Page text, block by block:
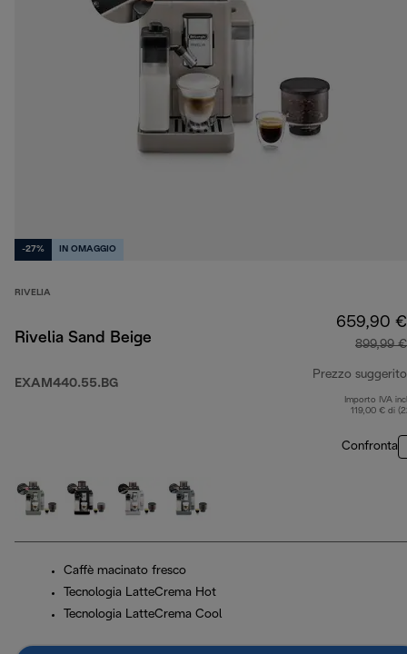
-27% IN OMAGGIO
RIVELIA
Rivelia Sand Beige
EXAM440.55.BG
659,90 €
899,99 €
Prezzo suggerito
Importo IVA
119,00 € di
Confronta
Caffè macinato fresco
Tecnologia LatteCrema Hot
Tecnologia LatteCrema Cool